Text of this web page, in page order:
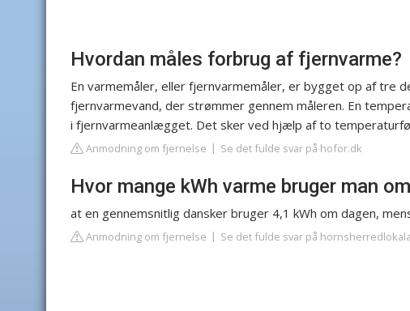
Hvordan måles forbrug af fjernvarme?
En varmemåler, eller fjernvarmemåler, er bygget op af tre
fjernvarmevand, der strømmer gennem måleren. En
i fjernvarmeanlægget. Det sker ved hjælp af to
Anmodning om fjernelse Se det fulde svar på hofor.dk
Hvor mange kWh varme bruger man
at en gennemsnitlig dansker bruger 4,1 kWh om dagen,
Anmodning om fjernelse Se det fulde svar på